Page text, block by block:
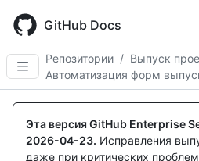
main
content
GitHub Docs
Репозитории / Выпуск
Автоматизация форм
Эта версия GitHub Enterprise
2026-04-23. Исправления
даже при критических